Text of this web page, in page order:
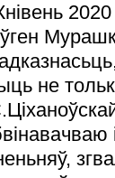
2020
не